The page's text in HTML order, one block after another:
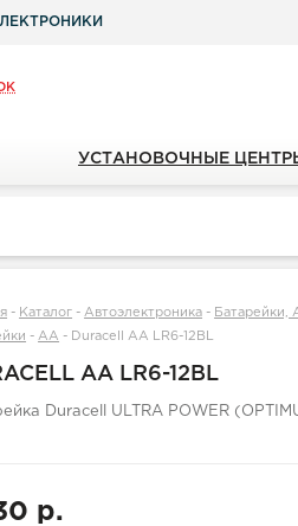
УСТАНОВОЧНЫЕ
- Каталог -Автоэлектроника - Батарейки,
-АА - Duracell АА LR6-12BL
АА LR6-12BL
Duracell ULTRA POWER
р.